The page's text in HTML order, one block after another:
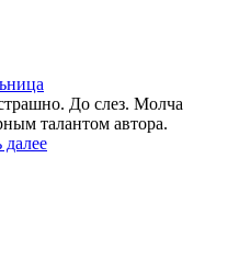
До слез. Молча
талантом автора.
далее